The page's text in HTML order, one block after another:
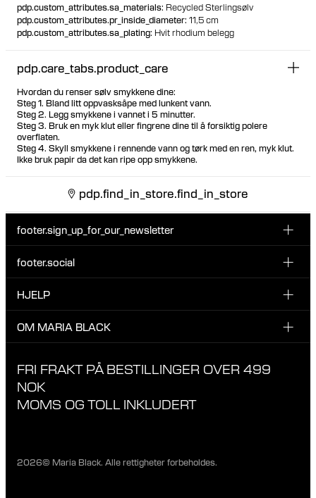
pdp.custom_attributes.sa_materials: Recycled Sterlingsølv
pdp.custom_attributes.pr_inside_diameter: 11,5 cm
pdp.custom_attributes.sa_plating: Hvit rhodium belegg
pdp.care_tabs.product_care
Hvordan du renser sølv smykkene dine:
Steg 1. Bland litt oppvasksåpe med lunkent vann.
Steg 2. Legg smykkene i vannet i 5 minutter.
Steg 3. Bruk en myk klut eller fingrene dine til å forsiktig polere
overflaten.
Steg 4. Skyll smykkene i rennende vann og tørk med en ren, myk klut.
Ikke bruk papir da det kan ripe opp smykkene.
pdp.find_in_store.find_in_store
footer.sign_up_for_our_newsletter
Registrer deg for vårt nyhetsbrev og bli den første som blir
nyheter fra Maria Black.
footer.social
INSTAGRAM
TIKTOK
HJELP
KUNDESERVICE & KONTAKT
LEVERING
RETNINGSLINJER FOR PERSONVERN
OM MARIA BLACK
ANSVAR & MATERIALER
BUTIKKER
FRI FRAKT PÅ BESTILLINGER OVER 499
NOK
MOMS OG TOLL INKLUDERT
2026© Maria Black. Alle rettigheter forbeholdes.